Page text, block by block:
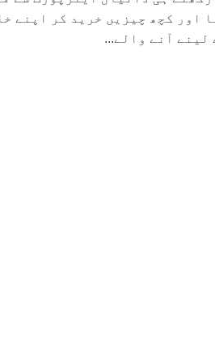
اور کچھ چیزیں خرید کر اپنے
لینے آنے والے...